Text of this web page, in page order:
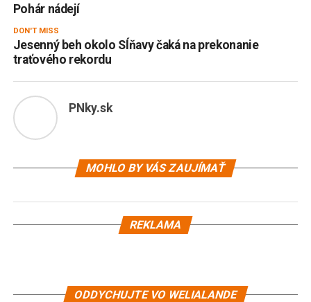
Pohár nádejí
DON'T MISS
Jesenný beh okolo Sĺňavy čaká na prekonanie
traťového rekordu
PNky.sk
MOHLO BY VÁS ZAUJÍMAŤ
REKLAMA
ODDYCHUJTE VO WELIALANDE